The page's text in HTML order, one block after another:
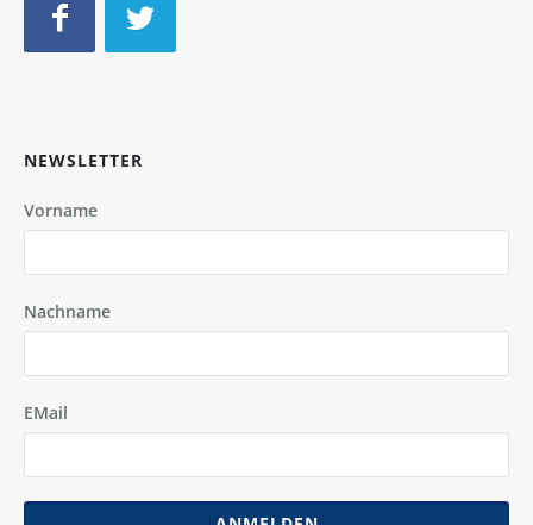
NEWSLETTER
Vorname
Nachname
EMail